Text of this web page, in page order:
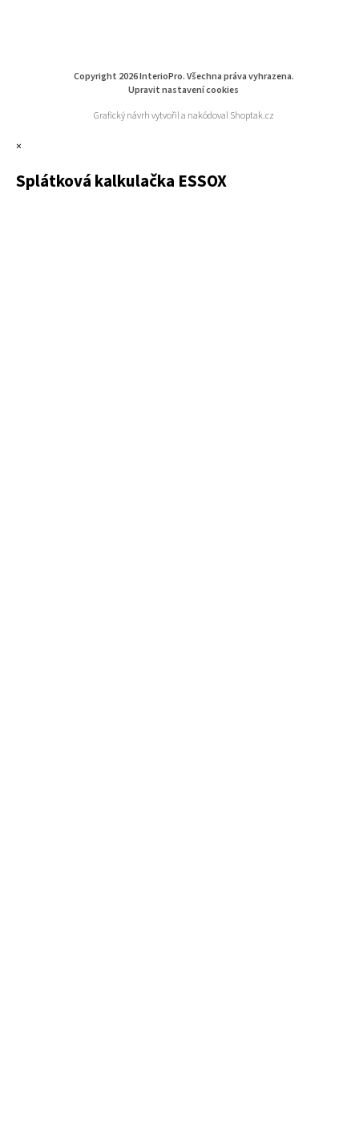
Copyright 2026InterioPro. Všechna práva vyhrazena.
Upravit nastavení cookies
Grafický návrh vytvořil a nakódoval Shoptak.cz
×
Splátková kalkulačka ESSOX